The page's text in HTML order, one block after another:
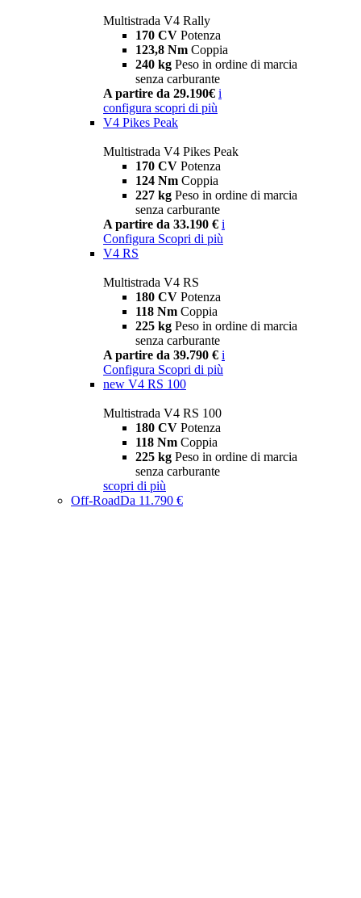
Multistrada V4 Rally
170 CV Potenza
123,8 Nm Coppia
240 kg Peso in ordine di marcia
senza carburante
A partire da 29.190€ i
configura scopri di più
V4 Pikes Peak
Multistrada V4 Pikes Peak
170 CV Potenza
124 Nm Coppia
227 kg Peso in ordine di marcia
senza carburante
A partire da 33.190 € i
Configura Scopri di più
V4 RS
Multistrada V4 RS
180 CV Potenza
118 Nm Coppia
225 kg Peso in ordine di marcia
senza carburante
A partire da 39.790 € i
Configura Scopri di più
new V4 RS 100
Multistrada V4 RS 100
180 CV Potenza
118 Nm Coppia
225 kg Peso in ordine di marcia
senza carburante
scopri di più
Off-RoadDa 11.790 €